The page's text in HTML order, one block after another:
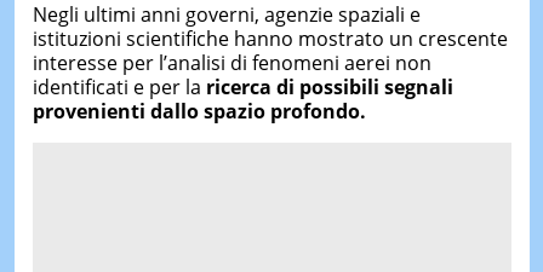
Negli ultimi anni governi, agenzie spaziali e
istituzioni scientifiche hanno mostrato un crescente
interesse per l’analisi di fenomeni aerei non
identificati e per la ricerca di possibili segnali
provenienti dallo spazio profondo.